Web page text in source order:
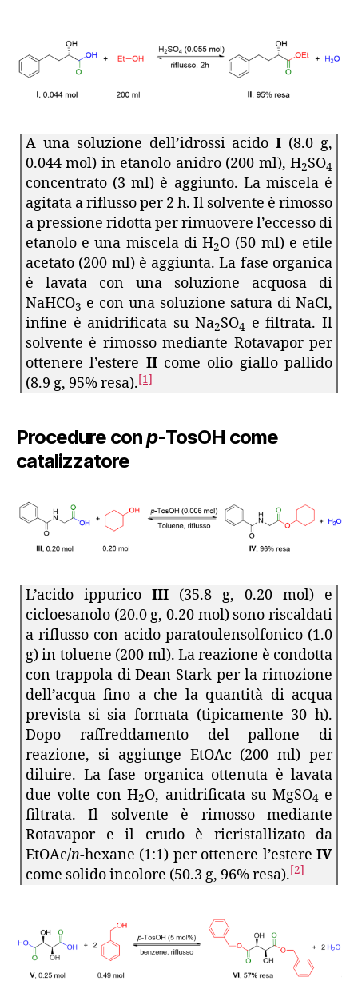
A una soluzione dell’idrossi acidoI (8.0 g,
0.044 mol) in etanolo anidro (200 ml), H2SO4
concentrato (3 ml) è aggiunto. La miscela é
agitata a riflusso per 2 h. Il solvente è rimosso
a pressione ridotta per rimuovere l’eccesso di
etanolo e una miscela di H2O (50 ml) e etile
acetato (200 ml) è aggiunta. La fase organica
è lavata con una soluzione acquosa di
NaHCO3 e con una soluzione satura di NaCl,
infine è anidrificata su Na2SO4e filtrata. Il
solvente è rimosso mediante Rotavapor per
ottenere l’estere IIcome olio giallo pallido
(8.9 g, 95% resa).[1]
Procedure conp-TosOH come
catalizzatore
L’acido ippurico III (35.8 g, 0.20 mol) e
cicloesanolo (20.0 g, 0.20 mol) sono riscaldati
a riflusso con acido paratoulensolfonico (1.0
g) in toluene (200 ml). La reazione è condotta
con trappola di Dean-Stark per la rimozione
dell’acqua fino a che la quantità di acqua
prevista si sia formata (tipicamente 30 h).
Dopo raffreddamento del pallone di
reazione, si aggiunge EtOAc (200 ml) per
diluire. La fase organica ottenuta è lavata
due volte con H2O, anidrificata su MgSO4e
filtrata. Il solvente è rimosso mediante
Rotavapor e il crudo è ricristallizato da
EtOAc/n-hexane (1:1) per ottenere l’estere IV
come solido incolore (50.3 g, 96% resa).[2]